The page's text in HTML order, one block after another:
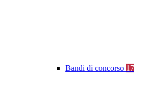
Bandi di concorso 17